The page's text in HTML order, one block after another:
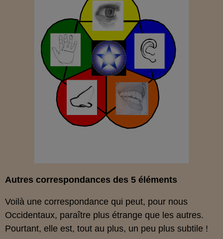
Autres correspondances des 5 éléments
Voilà une correspondance qui peut, pour nous
Occidentaux, paraître plus étrange que les autres.
Pourtant, elle est, tout au plus, un peu plus subtile !